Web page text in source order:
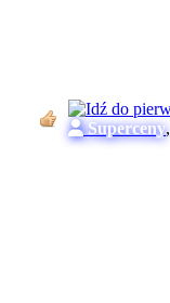
Superceny,